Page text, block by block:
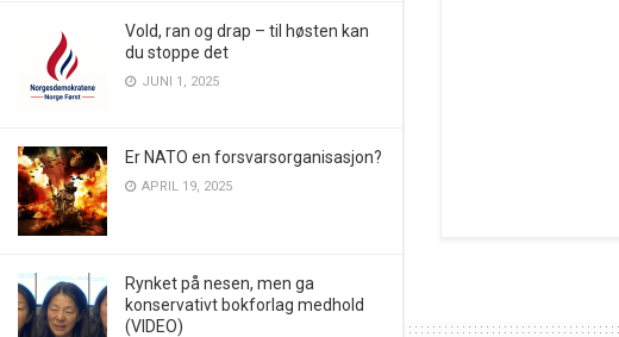
Vold, ran og drap – til høsten kan
du stoppe det
JUNI 1, 2025
Er NATO en forsvarsorganisasjon?
APRIL 19, 2025
Rynket på nesen, men ga
konservativt bokforlag medhold
(VIDEO)